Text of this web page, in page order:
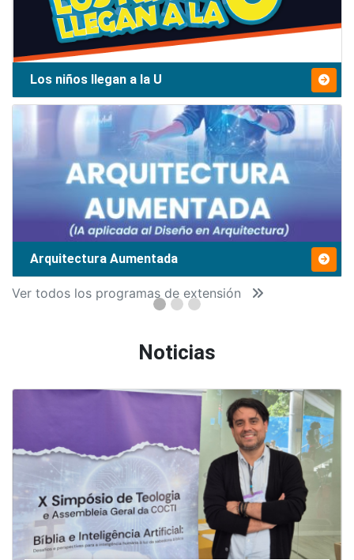
Los niños llegan a la U
Arquitectura Aumentada
Ver todos los programas de extensión
Noticias